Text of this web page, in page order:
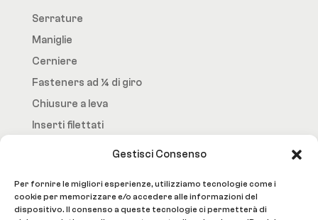
Gestisci Consenso
Per fornire le migliori esperienze, utilizziamo tecnologie come i
cookie per memorizzare e/o accedere alle informazioni del
dispositivo. Il consenso a queste tecnologie ci permetterà di
Serrature
Maniglie
Cerniere
Fasteners ad ¼ di giro
Chiusure a leva
Inserti filettati
Home Page
Azienda